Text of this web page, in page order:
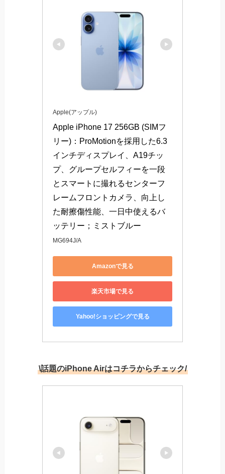
Apple(アップル)
Apple iPhone 17 256GB (SIMフ
リー)：ProMotionを採用した6.3
インチディスプレイ、A19チッ
プ、グループセルフィーを一段
とスマートに撮れるセンターフ
レームフロントカメラ、向上し
た耐擦傷性能、一日中使えるバ
ッテリー；ミストブルー
MG694J/A
Amazonで見る
楽天市場で見る
Yahoo!ショッピングで見る
\話題のiPhone Airはコチラからチェック/